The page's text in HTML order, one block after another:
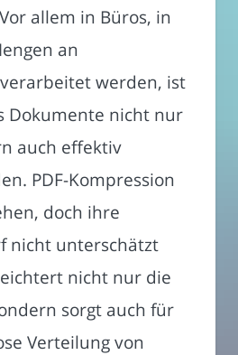
allem in Büros, in
an
werden, ist
Dokumente nicht nur
auch effektiv
PDF-Kompression
doch ihre
nicht unterschätzt
nicht nur die
sorgt auch für
Verteilung von